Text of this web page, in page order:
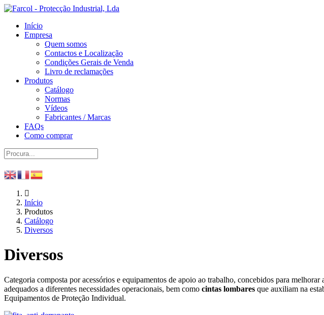
Início
Empresa
Quem somos
Contactos e Localização
Condições Gerais de Venda
Livro de reclamações
Produtos
Catálogo
Normas
Vídeos
Fabricantes / Marcas
FAQs
Como comprar
Início
Produtos
Catálogo
Diversos
Diversos
Categoria composta por acessórios e equipamentos de apoio ao trabalho, concebidos para
adequados a diferentes necessidades operacionais, bem como cintas lombares que auxiliam na
Equipamentos de Proteção Individual.